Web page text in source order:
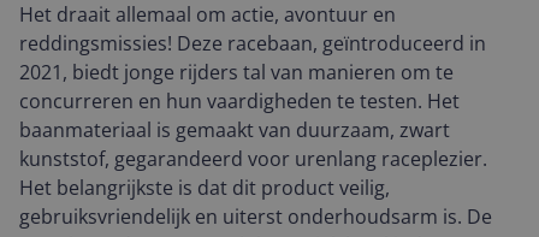
Het draait allemaal om actie, avontuur en
reddingsmissies! Deze racebaan, geïntroduceerd in
2021, biedt jonge rijders tal van manieren om te
concurreren en hun vaardigheden te testen. Het
baanmateriaal is gemaakt van duurzaam, zwart
kunststof, gegarandeerd voor urenlang raceplezier.
Het belangrijkste is dat dit product veilig,
gebruiksvriendelijk en uiterst onderhoudsarm is. De